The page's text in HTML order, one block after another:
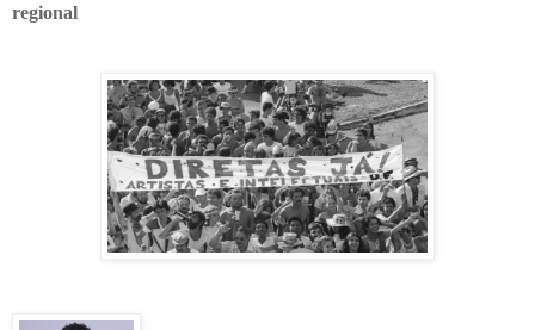
regional